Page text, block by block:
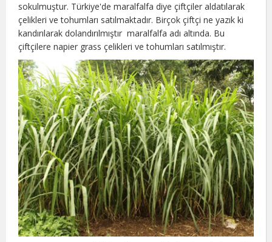
sokulmuştur. Türkiye'de maralfalfa diye çiftçiler aldatılarak
çelikleri ve tohumları satılmaktadır. Birçok çiftçi ne yazık ki
kandırılarak dolandırılmıştır maralfalfa adı altında. Bu
çiftçilere napier grass çelikleri ve tohumları satılmıştır.